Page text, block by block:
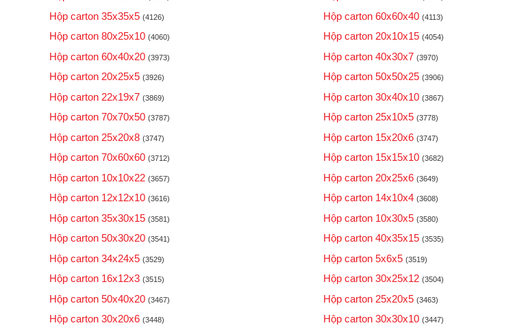
Hộp carton 35x35x5 (4126) Hộp carton 60x60x40 (4113)
Hộp carton 80x25x10 (4060) Hộp carton 20x10x15 (4054)
Hộp carton 60x40x20 (3973) Hộp carton 40x30x7 (3970)
Hộp carton 20x25x5 (3926) Hộp carton 50x50x25 (3906)
Hộp carton 22x19x7 (3869) Hộp carton 30x40x10 (3867)
Hộp carton 70x70x50 (3787) Hộp carton 25x10x5 (3778)
Hộp carton 25x20x8 (3747) Hộp carton 15x20x6 (3747)
Hộp carton 70x60x60 (3712) Hộp carton 15x15x10 (3682)
Hộp carton 10x10x22 (3657) Hộp carton 20x25x6 (3649)
Hộp carton 12x12x10 (3616) Hộp carton 14x10x4 (3608)
Hộp carton 35x30x15 (3581) Hộp carton 10x30x5 (3580)
Hộp carton 50x30x20 (3541) Hộp carton 40x35x15 (3535)
Hộp carton 34x24x5 (3529) Hộp carton 5x6x5 (3519)
Hộp carton 16x12x3 (3515) Hộp carton 30x25x12 (3504)
Hộp carton 50x40x20 (3467) Hộp carton 25x20x5 (3463)
Hộp carton 30x20x6 (3448) Hộp carton 30x30x10 (3447)